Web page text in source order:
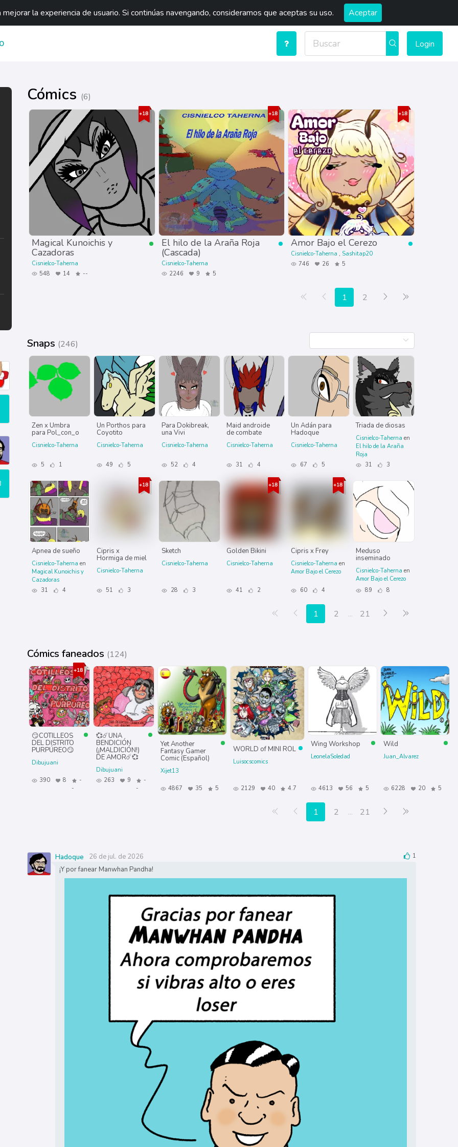
la experiencia de usuario. Si continúas navengando, consideramos que aceptas su uso. Aceptar
Login
Cómics (6)
Magical Kunoichis y
Cazadoras
Cisnielco-Taherna
548
14 --
El hilo de la Araña Roja
(Cascada)
Cisnielco-Taherna
2246
9 5
Amor Bajo el Cerezo
Cisnielco-Taherna
Sashitap20
746
26 5
Primera página
Anterior
1 2 Siguiente
Snaps (246)
Zen x Umbra
para Pol_con_o
Cisnielco-Taherna
5 1
Un Porthos para
Coyotito
Cisnielco-Taherna
49 5
Para Dokibreak,
una Vivi
Cisnielco-Taherna
52 4
Maid androide
de combate
Cisnielco-Taherna
31 4
Un Adán para
Hadoque
Cisnielco-Taherna
67 5
Triada de diosas
Cisnielco-Taherna en
El hilo de la Araña
Roja
31
3
Apnea de sueño
Cisnielco-Taherna en
Magical Kunoichis y
Cazadoras
31
4
Cipris x
Hormiga de miel
Cisnielco-Taherna
51 3
Sketch
Cisnielco-Taherna
28 3
Golden Bikini
Cisnielco-Taherna
41 2
Cipris x Frey
Cisnielco-Taherna en
Amor Bajo el Cerezo
60 4
Meduso
inseminado
Cisnielco-Taherna en
Amor Bajo el Cerezo
89
8
Primera página
Anterior
1 2 ... 21 Siguiente
Cómics faneados (124)
😏COTILLEOS
DEL DISTRITO
PURPÚREO😏
Dibujuani
390 8
-
-
💞☄️UNA
BENDICIÓN
(¡MALDICIÓN!)
DE AMOR☄️💞
Dibujuani
263
9
-
-
Yet Another
Fantasy Gamer
Comic (Español)
Xijet13
4867 35 5
WORLD of MINI ROL
Luisocscomics
2129 40 4.7
Wing Workshop
LeonelaSoledad
4613 56 5
Wild
Juan_Alvarez
6228 20 5
Primera página
Anterior
1 2 ... 21 Siguiente
Hadoque 26 de jul. de 2026 1
¡Y por fanear Manwhan Pandha!